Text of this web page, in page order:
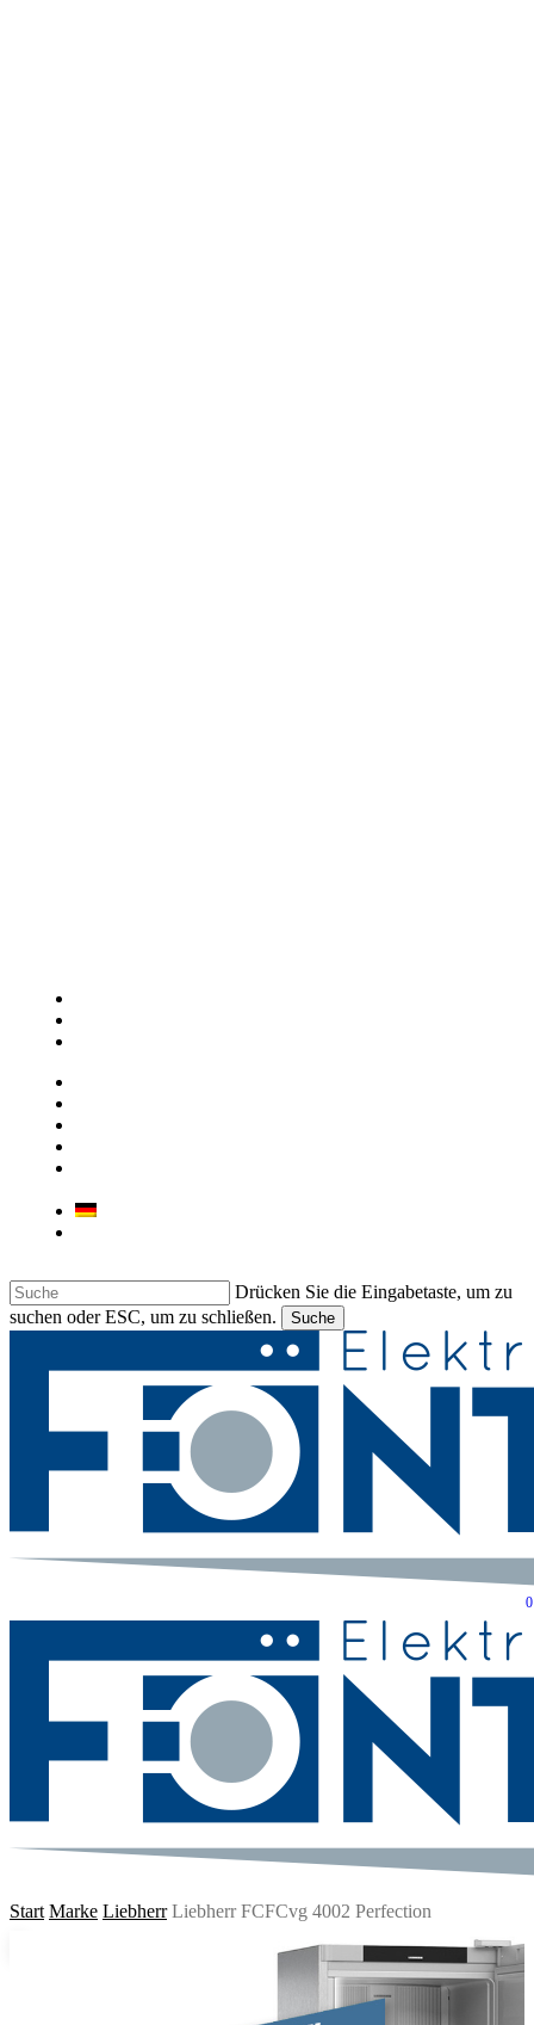
Drücken Sie die Eingabetaste, um zu
suchen oder ESC, um zu schließen.
Suche
0
Start Marke Liebherr Liebherr FCFCvg 4002 Perfection